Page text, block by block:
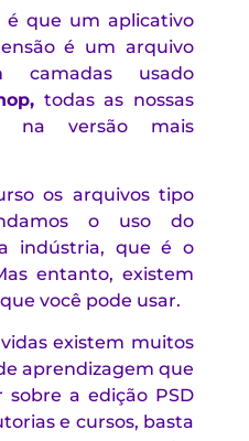
é que um aplicativo
é um arquivo
usado
todas as nossas
na versão mais
os arquivos tipo
o uso do
indústria, que é o
entanto, existem
você pode usar.
existem muitos
aprendizagem que
a edição PSD
e cursos, basta